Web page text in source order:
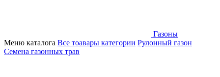
Газоны
Меню каталога Все тоавары категории Рулонный газон
Семена газонных трав